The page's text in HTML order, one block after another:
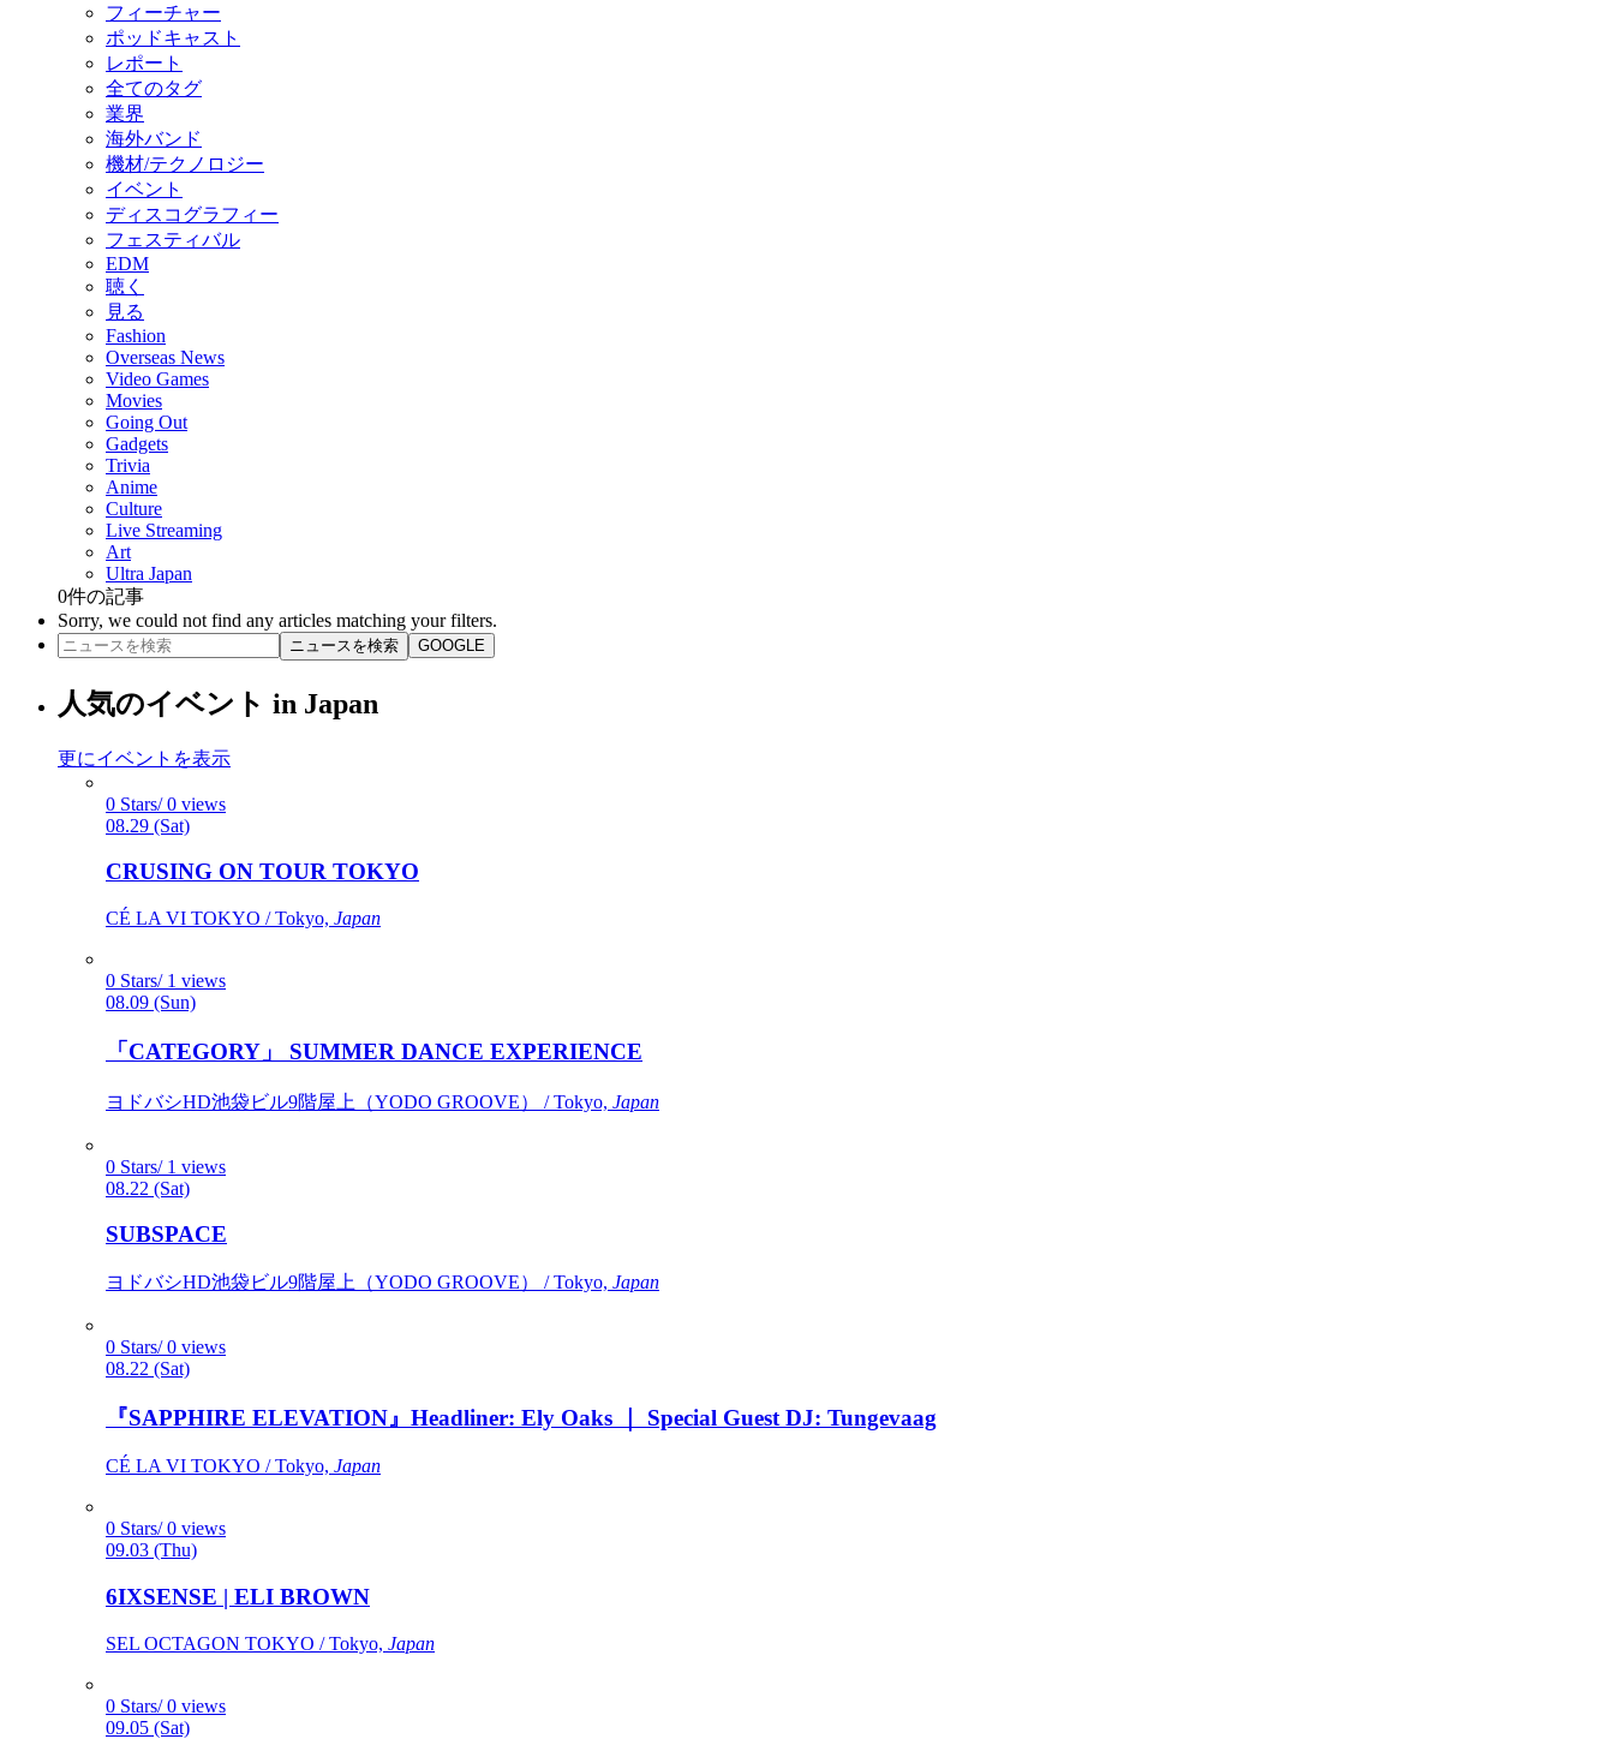
フィーチャー
ポッドキャスト
レポート
全てのタグ
業界
海外バンド
機材/テクノロジー
イベント
ディスコグラフィー
フェスティバル
EDM
聴く
見る
Fashion
Overseas News
Video Games
Movies
Going Out
Gadgets
Trivia
Anime
Culture
Live Streaming
Art
Ultra Japan
0件の記事
Sorry, we could not find any articles matching your filters.
ニュースを検索 GOOGLE
人気のイベント in Japan
更にイベントを表示
0 Stars/ 0 views
08.29 (Sat)
CRUSING ON TOUR TOKYO
CÉ LA VI TOKYO / Tokyo, Japan
0 Stars/ 1 views
08.09 (Sun)
「CATEGORY」 SUMMER DANCE EXPERIENCE
ヨドバシHD池袋ビル9階屋上（YODO GROOVE） / Tokyo, Japan
0 Stars/ 1 views
08.22 (Sat)
SUBSPACE
ヨドバシHD池袋ビル9階屋上（YODO GROOVE） / Tokyo, Japan
0 Stars/ 0 views
08.22 (Sat)
『SAPPHIRE ELEVATION』Headliner: Ely Oaks ｜ Special Guest DJ: Tungevaag
CÉ LA VI TOKYO / Tokyo, Japan
0 Stars/ 0 views
09.03 (Thu)
6IXSENSE | ELI BROWN
SEL OCTAGON TOKYO / Tokyo, Japan
0 Stars/ 0 views
09.05 (Sat)